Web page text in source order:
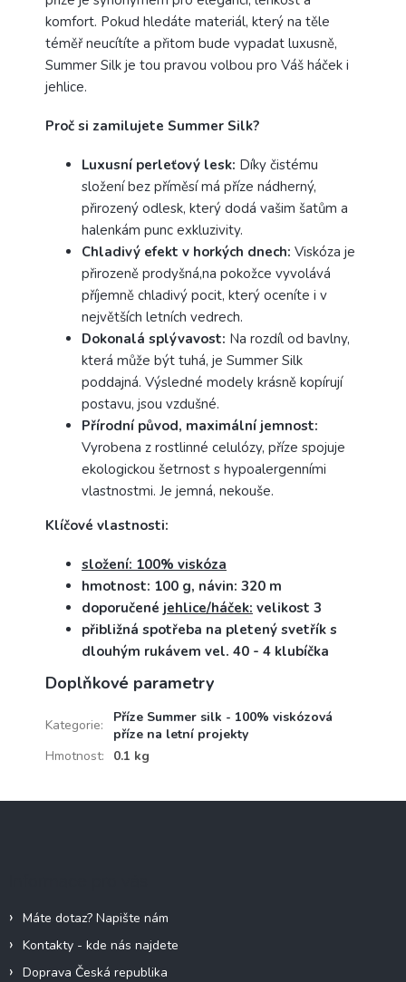
komfort. Pokud hledáte materiál, který na těle
téměř neucítíte a přitom bude vypadat luxusně,
Summer Silk je tou pravou volbou pro Váš háček i
jehlice.
Proč si zamilujete Summer Silk?
Luxusní perleťový lesk: Díky čistému
složení bez příměsí má příze nádherný,
přirozený odlesk, který dodá vašim šatům a
halenkám punc exkluzivity.
Chladivý efekt v horkých dnech: Viskóza je
přirozeně prodyšná,na pokožce vyvolává
příjemně chladivý pocit, který oceníte i v
největších letních vedrech.
Dokonalá splývavost: Na rozdíl od bavlny,
která může být tuhá, je Summer Silk
poddajná. Výsledné modely krásně kopírují
postavu, jsou vzdušné.
Přírodní původ, maximální jemnost:
Vyrobena z rostlinné celulózy, příze spojuje
ekologickou šetrnost s hypoalergenními
vlastnostmi. Je jemná, nekouše.
Klíčové vlastnosti:
složení: 100% viskóza
hmotnost: 100 g, návin: 320 m
doporučené jehlice/háček: velikost 3
přibližná spotřeba na pletený svetřík s
dlouhým rukávem vel. 40 - 4 klubíčka
Doplňkové parametry
Kategorie:
Příze Summer silk - 100% viskózová
příze na letní projekty
Hmotnost: 0.1 kg
Máte dotaz? Napište nám
Kontakty - kde nás najdete
Doprava Česká republika